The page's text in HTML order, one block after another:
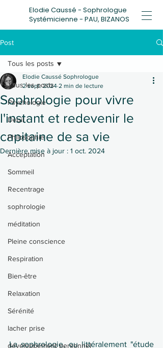
Elodie Caussé - Sophrologue
Systémicienne - PAU, BIZANOS
Post
Tous les posts
Psychologie
Deuil
Philosophie
Acceptation
Sommeil
Recentrage
sophrologie
méditation
Pleine conscience
Respiration
Bien-être
Relaxation
Sérénité
lacher prise
développement personnel
Tous les posts
Sophrologie pour vivre
l'instant et redevenir le
capitaine de sa vie
Elodie Caussé Sophrologue
2 sept. 2024 2 min de lecture
Dernière mise à jour : 1 oct. 2024
La sophrologie, ou littéralement "étude